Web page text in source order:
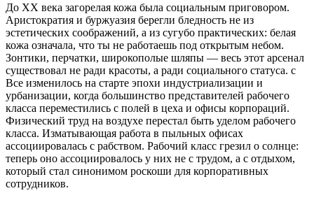
До XX века загорелая кожа была социальным приговором.
Аристократия и буржуазия берегли бледность не из
эстетических соображений, а из сугубо практических: белая
кожа означала, что ты не работаешь под открытым небом.
Зонтики, перчатки, широкополые шляпы — весь этот арсенал
существовал не ради красоты, а ради социального статуса. с
Все изменилось на старте эпохи индустриализации и
урбанизации, когда большинство представителей рабочего
класса переместились с полей в цеха и офисы корпораций.
Физический труд на воздухе перестал быть уделом рабочего
класса. Изматывающая работа в пыльных офисах
ассоциировалась с рабством. Рабочий класс грезил о солнце:
теперь оно ассоциировалось у них не с трудом, а с отдыхом,
который стал синонимом роскоши для корпоративных
сотрудников.